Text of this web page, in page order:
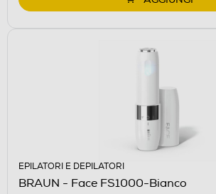
EPILATORI E DEPILATORI
BRAUN - Face FS1000-Bianco